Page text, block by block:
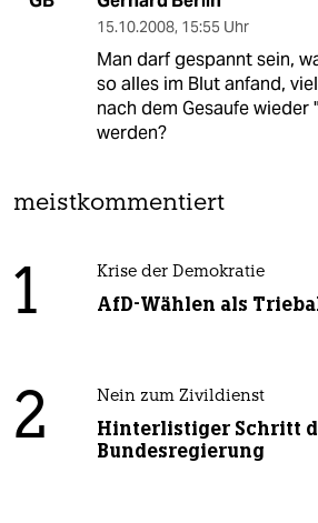
15.10.2008, 15:55 Uhr
Man darf gespannt sein,
so alles im Blut anfand,
nach dem Gesaufe wieder
werden?
meistkommentiert
1 Krise der Demokratie
AfD-Wählen als
2 Nein zum Zivildienst
Hinterlistiger Schritt
Bundesregierung